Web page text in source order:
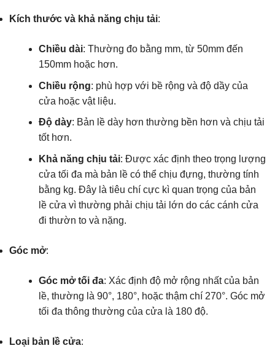
Kích thước và khả năng chịu tải:
Chiều dài: Thường đo bằng mm, từ 50mm đến
150mm hoặc hơn.
Chiều rộng: phù hợp với bề rộng và độ dầy của
cửa hoặc vật liệu.
Độ dày: Bản lề dày hơn thường bền hơn và chịu tải
tốt hơn.
Khả năng chịu tải: Được xác định theo trọng lượng
cửa tối đa mà bản lề có thể chịu đựng, thường tính
bằng kg. Đây là tiêu chí cực kì quan trọng của bản
lề cửa vì thường phải chịu tải lớn do các cánh cửa
đi thườn to và nặng.
Góc mở:
Góc mở tối đa: Xác định độ mở rộng nhất của bản
lề, thường là 90°, 180°, hoặc thậm chí 270°. Góc mở
tối đa thông thường của cửa là 180 độ.
Loại bản lề cửa: